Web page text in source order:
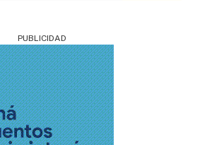
PUBLICIDAD